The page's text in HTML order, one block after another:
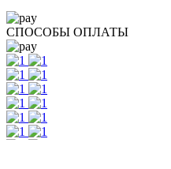
СПОСОБЫ ОПЛАТЫ